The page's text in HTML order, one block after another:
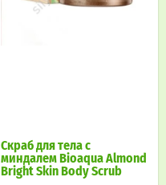
Скраб для тела с
миндалем Bioaqua Almond
Bright Skin Body Scrub